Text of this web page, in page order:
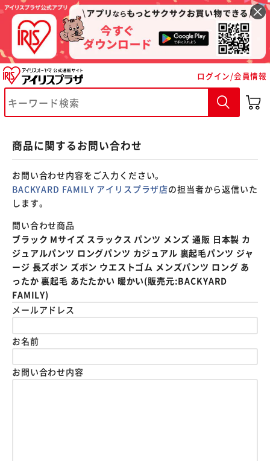
ログイン/会員情報
商品に関するお問い合わせ
お問い合わせ内容をご入力ください。
BACKYARD FAMILY アイリスプラザ店の担当者から返信いた
します。
問い合わせ商品
ブラック Mサイズ スラックス パンツ メンズ 通販 日本製 カ
ジュアルパンツ ロングパンツ カジュアル 裏起毛パンツ ジャ
ージ 長ズボン ズボン ウエストゴム メンズパンツ ロング あ
ったか 裏起毛 あたたかい 暖かい(販売元:BACKYARD
FAMILY)
メールアドレス
お名前
お問い合わせ内容
※ご確認ください
カートに入れる